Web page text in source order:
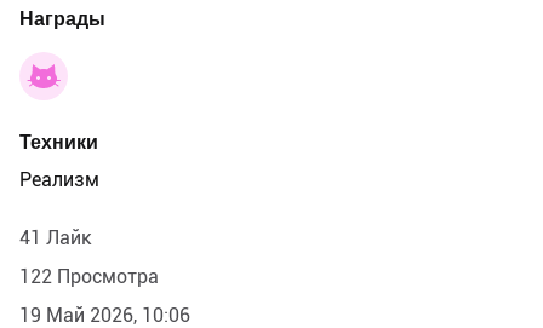
Награды
Техники
Реализм
41 Лайк
122 Просмотра
19 Май 2026, 10:06